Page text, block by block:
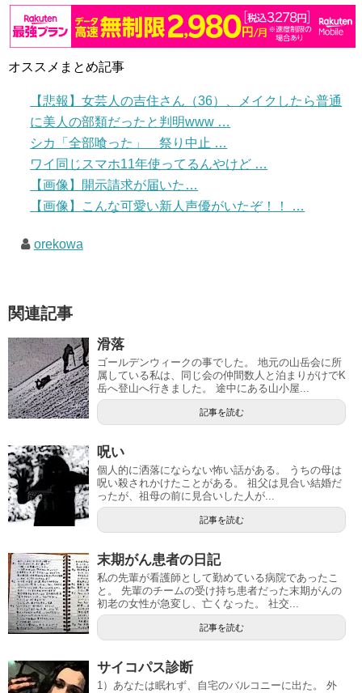
オススメまとめ記事
【悲報】女芸人の吉住さん（36）、メイクしたら普通
に美人の部類だったと判明www …
シカ「全部喰った」 祭り中止 …
ワイ同じスマホ11年使ってるんやけど …
【画像】開示請求が届いた…
【画像】こんな可愛い新人声優がいたぞ！！ …
orekowa
関連記事
滑落
ゴールデンウィークの事でした。 地元の山岳会に所
属している私は、同じ会の仲間数人と泊まりがけでK
岳へ登山へ行きました。 途中にある山小屋...
記事を読む
呪い
個人的に洒落にならない怖い話がある。 うちの母は
呪い殺されかけたことがある。 祖父は見合い結婚だ
ったが、祖母の前に見合いした人が...
記事を読む
末期がん患者の日記
私の先輩が看護師として勤めている病院であったこ
と。 先輩のチームの受け持ち患者だった末期がんの
初老の女性が急変し、亡くなった。 社交...
記事を読む
サイコパス診断
1）あなたは眠れず、自宅のバルコニーに出た。 外